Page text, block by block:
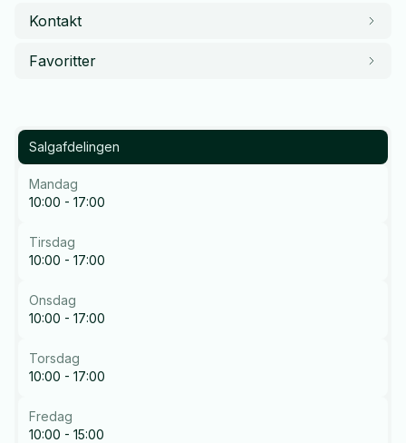
Kontakt
Favoritter
Salgafdelingen
Mandag
10:00 - 17:00
Tirsdag
10:00 - 17:00
Onsdag
10:00 - 17:00
Torsdag
10:00 - 17:00
Fredag
10:00 - 15:00